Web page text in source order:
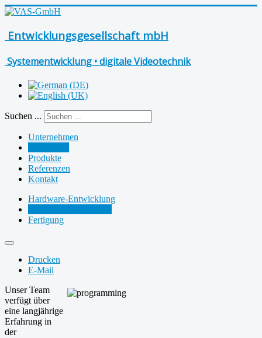
Entwicklungsgesellschaft mbH
Systementwicklung • digitale Videotechnik
Suchen ...
Unternehmen
Produkte
Referenzen
Kontakt
Hardware-Entwicklung
Fertigung
Drucken
E-Mail
Unser Team
verfügt über
eine langjährige
Erfahrung in
der